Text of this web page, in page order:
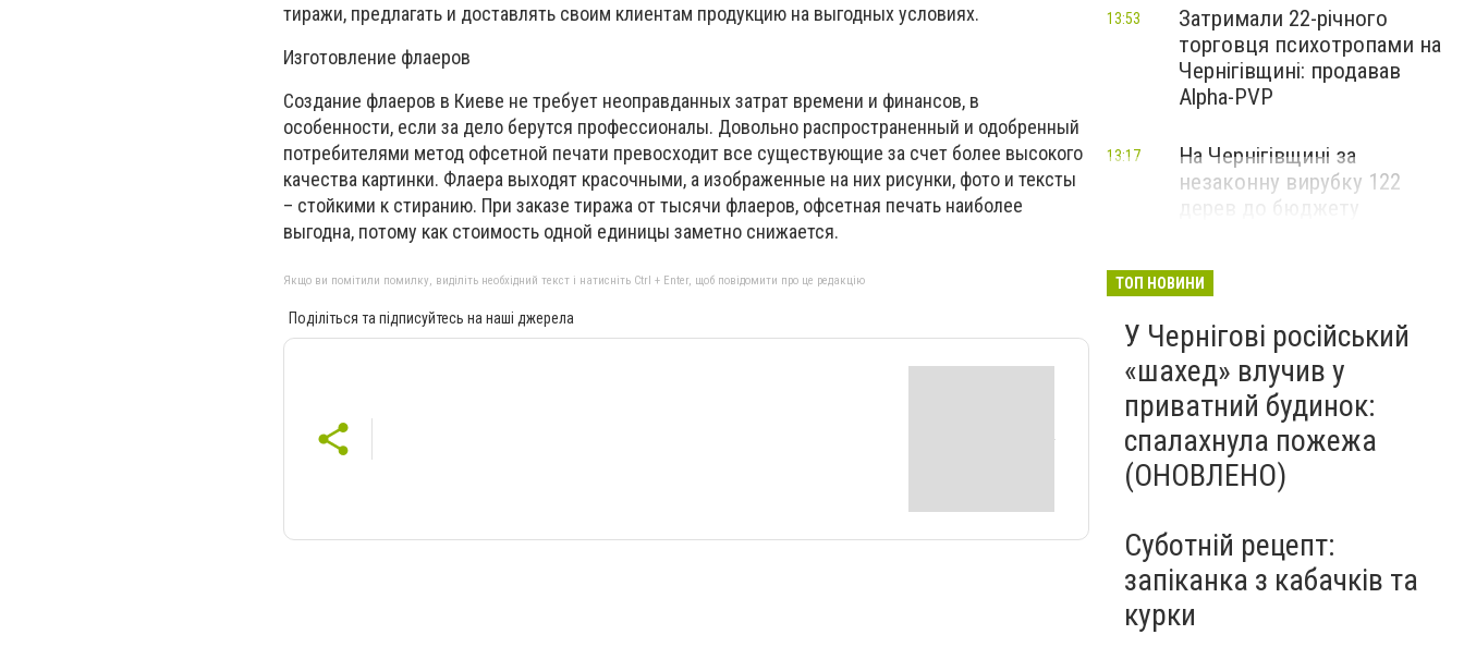
тиражи, предлагать и доставлять своим клиентам продукцию на выгодных условиях.
Изготовление флаеров
Создание флаеров в Киеве не требует неоправданных затрат времени и финансов, в
особенности, если за дело берутся профессионалы. Довольно распространенный и одобренный
потребителями метод офсетной печати превосходит все существующие за счет более высокого
качества картинки. Флаера выходят красочными, а изображенные на них рисунки, фото и тексты
– стойкими к стиранию. При заказе тиража от тысячи флаеров, офсетная печать наиболее
выгодна, потому как стоимость одной единицы заметно снижается.
Якщо ви помітили помилку, виділіть необхідний текст і натисніть Ctrl + Enter, щоб повідомити про це редакцію
Поділіться та підписуйтесь на наші джерела
Затримали 22-річного
торговця психотропами на
Чернігівщині: продавав
Alpha-PVP
13:53
На Чернігівщині за
незаконну вирубку 122
дерев до бюджету
13:17
ТОП НОВИНИ
У Чернігові російський
«шахед» влучив у
приватний будинок:
спалахнула пожежа
(ОНОВЛЕНО)
Суботній рецепт:
запіканка з кабачків та
курки